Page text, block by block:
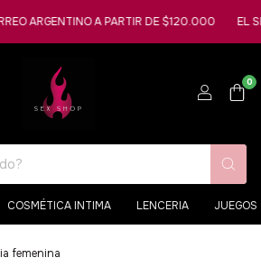
A PARTIR DE $120.000 EL
0
COSMÉTICA INTIMA LENCERIA JUEGOS
femenina